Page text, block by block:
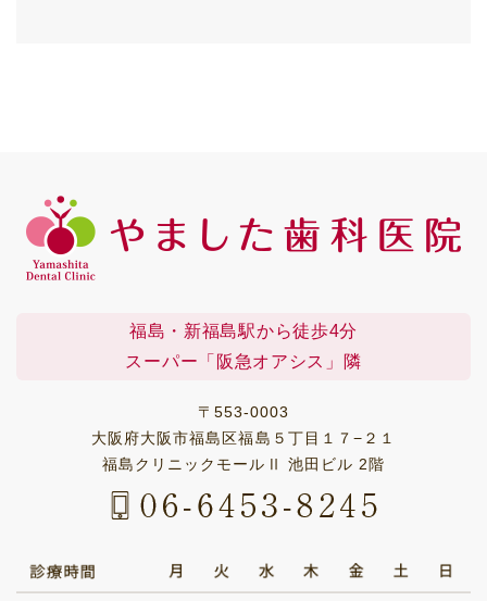
福島・新福島駅から徒歩4分
スーパー「阪急オアシス」隣
〒553-0003
大阪府大阪市福島区福島５丁目１７−２１
福島クリニックモールⅡ 池田ビル 2階